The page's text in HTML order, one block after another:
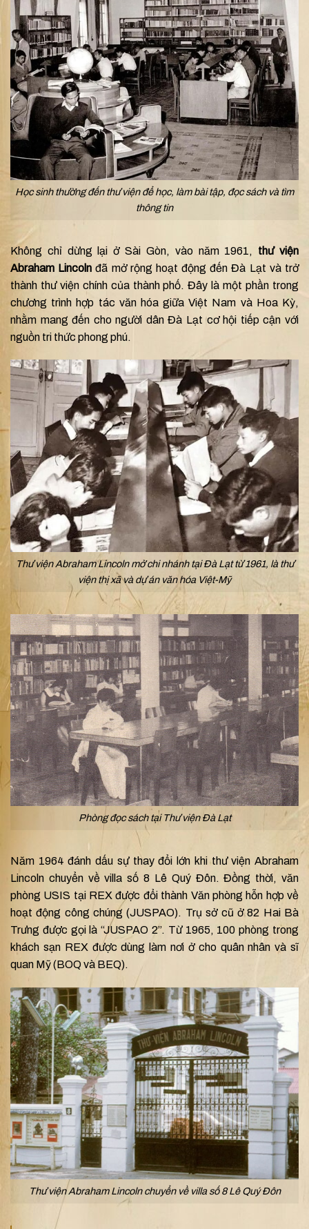
Học sinh thường đến thư viện để học, làm bài tập, đọc sách và tìm
thông tin
Không chỉ dừng lại ở Sài Gòn, vào năm 1961, thư viện
Abraham Lincoln đã mở rộng hoạt động đến Đà Lạt và trở
thành thư viện chính của thành phố. Đây là một phần trong
chương trình hợp tác văn hóa giữa Việt Nam và Hoa Kỳ,
nhằm mang đến cho người dân Đà Lạt cơ hội tiếp cận với
nguồn tri thức phong phú.
Thư viện Abraham Lincoln mở chi nhánh tại Đà Lạt từ 1961, là thư
viện thị xã và dự án văn hóa Việt-Mỹ
Phòng đọc sách tại Thư viện Đà Lạt
Năm 1964 đánh dấu sự thay đổi lớn khi thư viện Abraham
Lincoln chuyển về villa số 8 Lê Quý Đôn. Đồng thời, văn
phòng USIS tại REX được đổi thành Văn phòng hỗn hợp về
hoạt động công chúng (JUSPAO). Trụ sở cũ ở 82 Hai Bà
Trưng được gọi là “JUSPAO 2”. Từ 1965, 100 phòng trong
khách sạn REX được dùng làm nơi ở cho quân nhân và sĩ
quan Mỹ (BOQ và BEQ).
Thư viện Abraham Lincoln chuyển về villa số 8 Lê Quý Đôn